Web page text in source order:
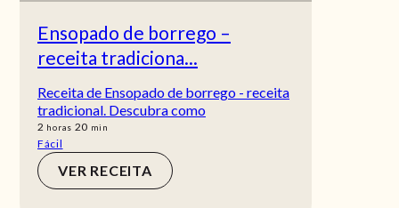
Ensopado de borrego –
receita tradiciona...
Receita de Ensopado de borrego - receita
tradicional. Descubra como
2 horas
horas 20 min
min
Fácil
VER RECEITA